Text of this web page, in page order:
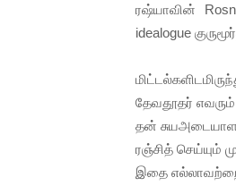
ரஷ்யாவின்
idealogue
தேவதூதர்
தன்
ரஞ்சித் செய்யும்
இதை